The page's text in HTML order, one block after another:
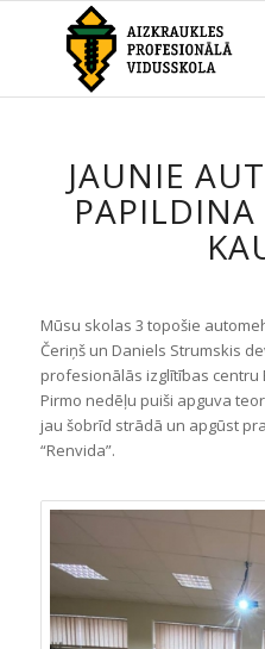
JAUNIE
Mūsu skolas 3 topošie
Čeriņš un Daniels Strumskis
profesionālās izglītības centru
Pirmo nedēļu puiši apguva
jau šobrīd strādā un apgūst
“Renvida”.